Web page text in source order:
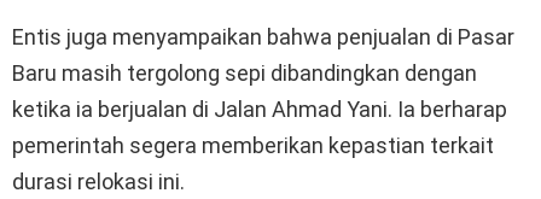
Entis juga menyampaikan bahwa penjualan di Pasar
Baru masih tergolong sepi dibandingkan dengan
ketika ia berjualan di Jalan Ahmad Yani. Ia berharap
pemerintah segera memberikan kepastian terkait
durasi relokasi ini.